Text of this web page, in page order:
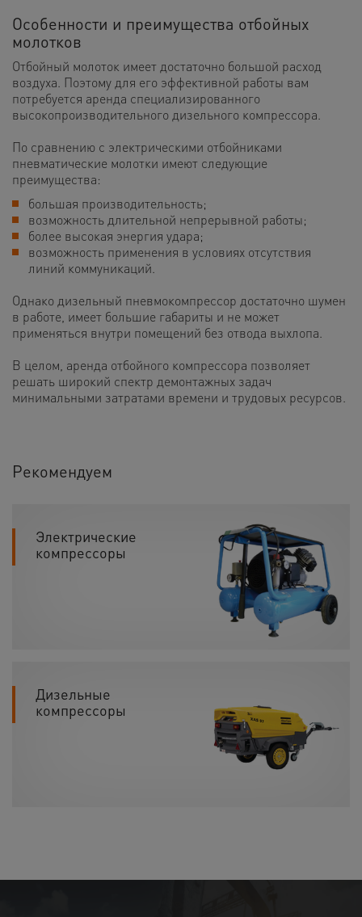
Особенности и преимущества отбойных
молотков
Отбойный молоток имеет достаточно большой расход
воздуха. Поэтому для его эффективной работы вам
потребуется аренда специализированного
высокопроизводительного дизельного компрессора.
По сравнению с электрическими отбойниками
пневматические молотки имеют следующие
преимущества:
большая производительность;
возможность длительной непрерывной работы;
более высокая энергия удара;
возможность применения в условиях отсутствия
линий коммуникаций.
Однако дизельный пневмокомпрессор достаточно шумен
в работе, имеет большие габариты и не может
применяться внутри помещений без отвода выхлопа.
В целом, аренда отбойного компрессора позволяет
решать широкий спектр демонтажных задач
минимальными затратами времени и трудовых ресурсов.
Рекомендуем
Электрические
компрессоры
Дизельные
компрессоры